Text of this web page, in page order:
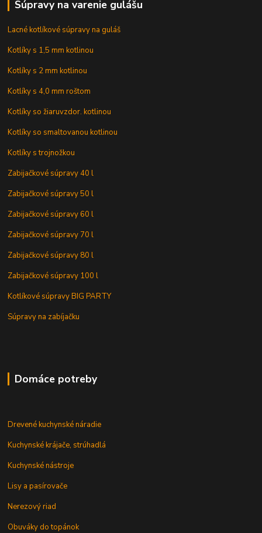
Súpravy na varenie gulášu
Lacné kotlíkové súpravy na guláš
Kotlíky s 1,5 mm kotlinou
Kotlíky s 2 mm kotlinou
Kotlíky s 4,0 mm roštom
Kotlíky so žiaruvzdor. kotlinou
Kotlíky so smaltovanou kotlinou
Kotlíky s trojnožkou
Zabijačkové súpravy 40 l
Zabijačkové súpravy 50 l
Zabijačkové súpravy 60 l
Zabijačkové súpravy 70 l
Zabijačkové súpravy 80 l
Zabijačkové súpravy 100 l
Kotlíkové súpravy BIG PARTY
Súpravy na zabíjačku
Domáce potreby
Drevené kuchynské náradie
Kuchynské krájače, strúhadlá
Kuchynské nástroje
Lisy a pasírovače
Nerezový riad
Obuváky do topánok